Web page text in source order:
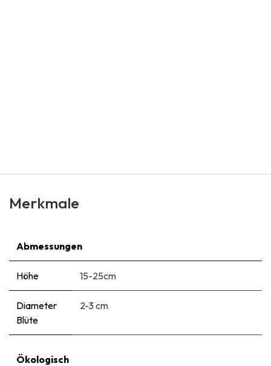
Merkmale
Abmessungen
Höhe 15-25cm
Diameter
Blüte
2-3 cm
Ökologisch